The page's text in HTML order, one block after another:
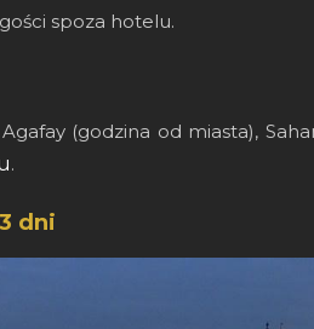
spoza hotelu.
(godzina od miasta),
.
dni